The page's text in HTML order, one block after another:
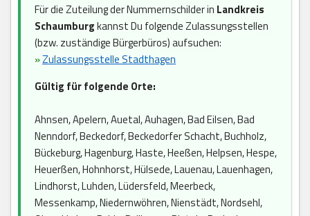
Für die Zuteilung der Nummernschilder in Landkreis
Schaumburgkannst Du folgende Zulassungsstellen
(bzw. zuständige Bürgerbüros) aufsuchen:
»Zulassungsstelle Stadthagen
Gültig für folgende Orte:
Ahnsen, Apelern, Auetal, Auhagen, Bad Eilsen, Bad
Nenndorf, Beckedorf, Beckedorfer Schacht, Buchholz,
Bückeburg, Hagenburg, Haste, Heeßen, Helpsen, Hespe,
Heuerßen, Hohnhorst, Hülsede, Lauenau, Lauenhagen,
Lindhorst, Luhden, Lüdersfeld, Meerbeck,
Messenkamp, Niedernwöhren, Nienstädt, Nordsehl,